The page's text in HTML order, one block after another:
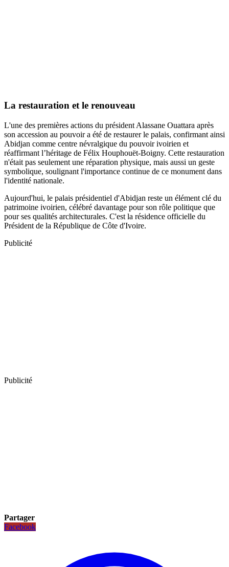
La restauration et le renouveau
L'une des premières actions du président Alassane Ouattara après
son accession au pouvoir a été de restaurer le palais, confirmant ainsi
Abidjan comme centre névralgique du pouvoir ivoirien et
réaffirmant l’héritage de Félix Houphouët-Boigny. Cette restauration
n'était pas seulement une réparation physique, mais aussi un geste
symbolique, soulignant l'importance continue de ce monument dans
l'identité nationale.
Aujourd'hui, le palais présidentiel d'Abidjan reste un élément clé du
patrimoine ivoirien, célébré davantage pour son rôle politique que
pour ses qualités architecturales. C'est la résidence officielle du
Président de la République de Côte d'Ivoire.
Publicité
Publicité
Partager
Facebook